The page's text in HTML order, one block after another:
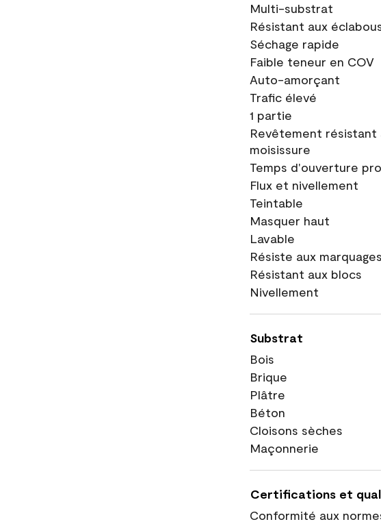
Multi-substrat
Résistant aux
Séchage rapide
Faible teneur en COV
Auto-amorçant
Trafic élevé
1 partie
Revêtement résistant
moisissure
Temps d'ouverture
Flux et nivellement
Teintable
Masquer haut
Lavable
Résiste aux marquages
Résistant aux blocs
Nivellement
Substrat
Bois
Brique
Plâtre
Béton
Cloisons sèches
Maçonnerie
Certifications et
Conformité aux